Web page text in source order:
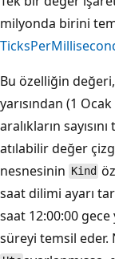
milyonda birini
Bu özelliğin
yarısından (1
aralıkların
atılabilir değer
nesnesinin Kind
saat dilimi ayarı
saat 12:00:00 gece
süreyi temsil eder.